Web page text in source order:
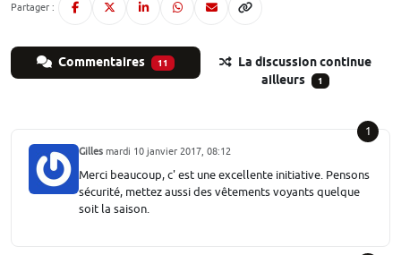
Partager :
Commentaires 11
La discussion continue
ailleurs
1
1
Gilles mardi 10 janvier 2017, 08:12
Merci beaucoup, c' est une excellente initiative. Pensons
sécurité, mettez aussi des vêtements voyants quelque
soit la saison.